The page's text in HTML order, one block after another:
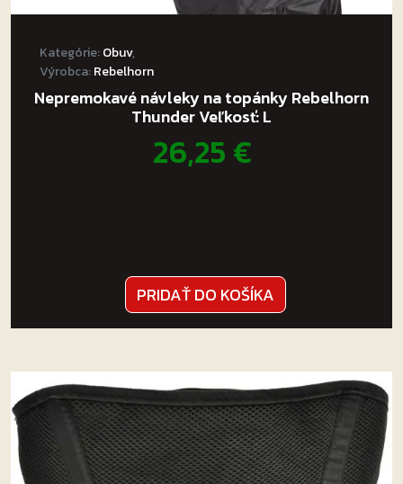
Kategórie:Obuv,
Výrobca:Rebelhorn
Nepremokavé návleky na topánky Rebelhorn
Thunder Veľkosť: L
26,25€
PRIDAŤ DO KOŠÍKA